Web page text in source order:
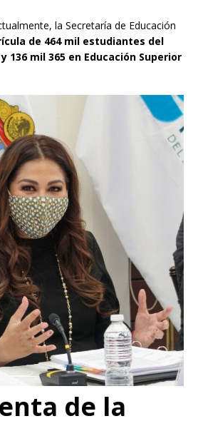
la Secretaría de Educación
de 464 mil estudiantes del
136 mil 365 en Educación Superior
de la